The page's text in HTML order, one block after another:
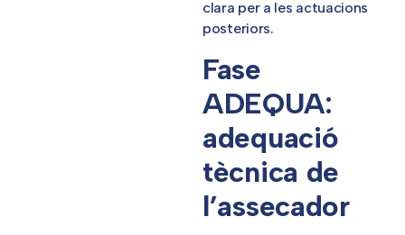
clara per a les actuacions
posteriors.
Fase
ADEQUA:
adequació
tècnica de
l’assecador